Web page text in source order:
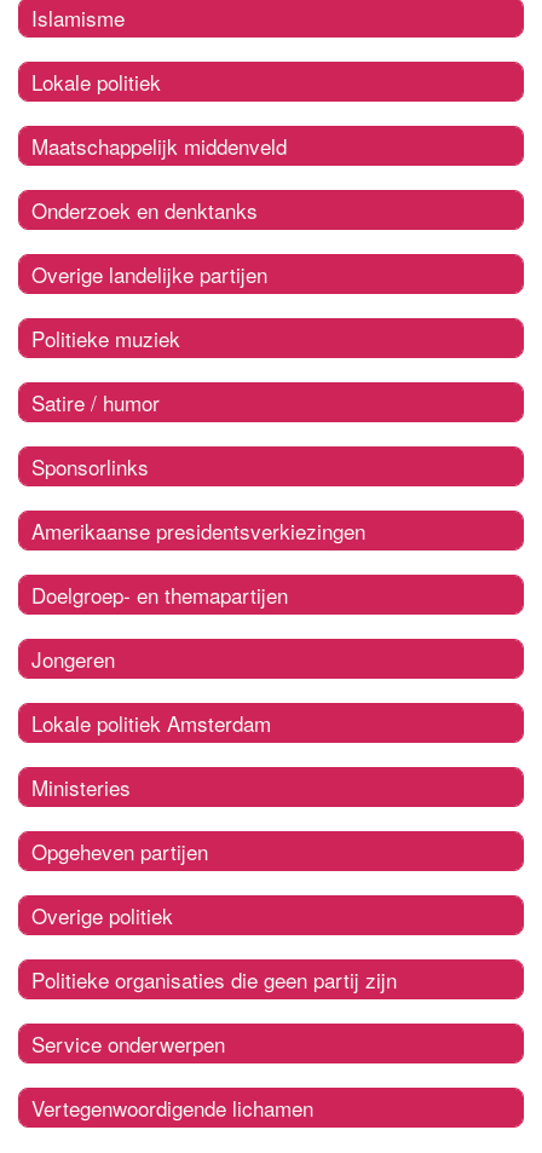
Islamisme
Lokale politiek
Maatschappelijk middenveld
Onderzoek en denktanks
Overige landelijke partijen
Politieke muziek
Satire / humor
Sponsorlinks
Amerikaanse presidentsverkiezingen
Doelgroep- en themapartijen
Jongeren
Lokale politiek Amsterdam
Ministeries
Opgeheven partijen
Overige politiek
Politieke organisaties die geen partij zijn
Service onderwerpen
Vertegenwoordigende lichamen